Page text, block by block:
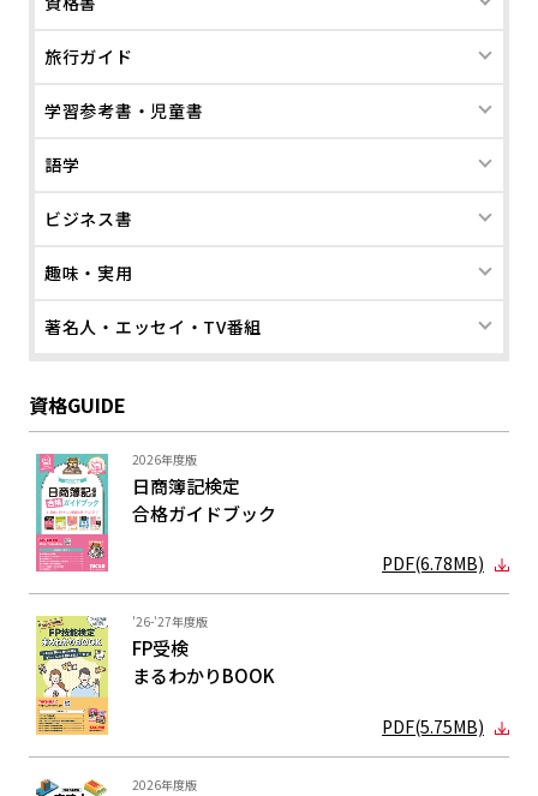
旅行ガイド
学習参考書・児童書
語学
ビジネス書
趣味・実用
著名人・エッセイ・TV番組
資格GUIDE
2026年度版
日商簿記検定
合格ガイドブック
PDF(6.78MB)
'26-'27年度版
FP受検
まるわかりBOOK
PDF(5.75MB)
2026年度版